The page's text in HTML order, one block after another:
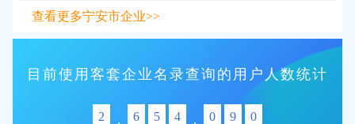
查看更多宁安市企业>>
目前使用客套企业名录查询的用户人数统计
2 , 6 5 4 , 0 9 0